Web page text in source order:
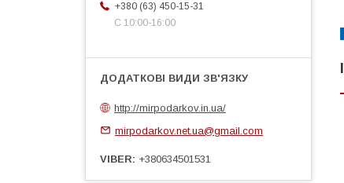
+380 (63) 450-15-31
С 10:00-16:00
http://mirpodarkov.in.ua/
mirpodarkov.net.ua@gmail.com
VIBER +380634501531